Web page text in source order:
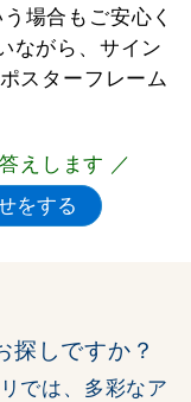
場合もご安心く
ながら、サイン
スターフレーム
えします ／
探しですか？
では、多彩なア